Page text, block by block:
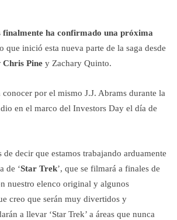
finalmente ha confirmado una próxima
que inició esta nueva parte de la saga desde
Chris Pine y Zachary Quinto.
por el mismo J.J. Abrams durante la
en el marco del Investors Day el día de
de decir que estamos trabajando arduamente
de ‘Star Trek’, que se filmará a finales de
nuestro elenco original y algunos
creo que serán muy divertidos y
a llevar ‘Star Trek’ a áreas que nunca